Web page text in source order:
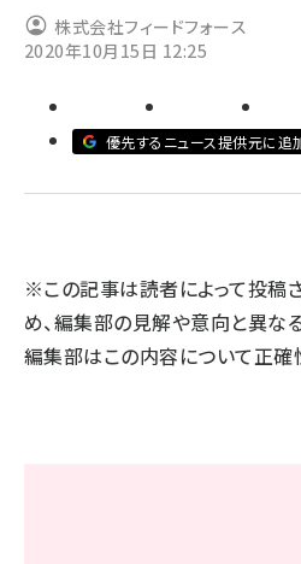
セミナー (2301)
z世代 (1620)
meo (1274)
llmo (1160)
株式会社フィードフォース
2020年10月15日 12:25
優先するニュース提供元に追
※この記事は読者によって投稿
め、編集部の見解や意向と異な
編集部はこの内容について正確